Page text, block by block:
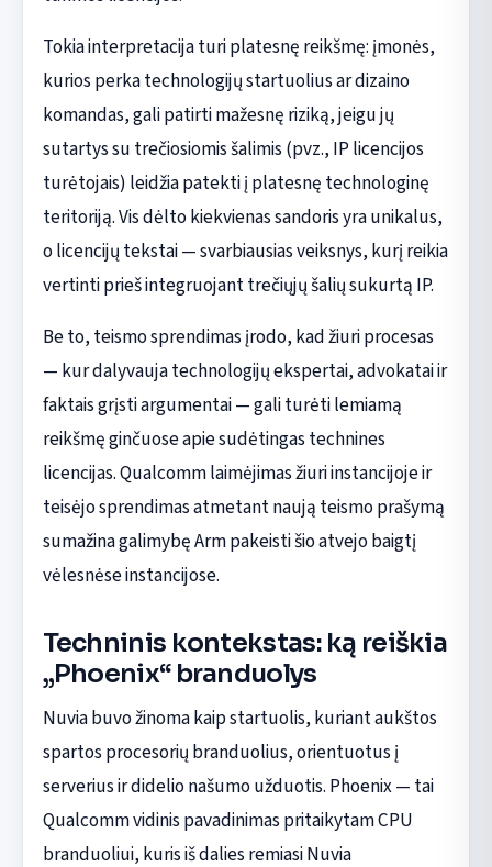
Tokia interpretacija turi platesnę reikšmę: įmonės,
kurios perka technologijų startuolius ar dizaino
komandas, gali patirti mažesnę riziką, jeigu jų
sutartys su trečiosiomis šalimis (pvz., IP licencijos
turėtojais) leidžia patekti į platesnę technologinę
teritoriją. Vis dėlto kiekvienas sandoris yra unikalus,
o licencijų tekstai — svarbiausias veiksnys, kurį reikia
vertinti prieš integruojant trečiųjų šalių sukurtą IP.
Be to, teismo sprendimas įrodo, kad žiuri procesas
— kur dalyvauja technologijų ekspertai, advokatai ir
faktais grįsti argumentai — gali turėti lemiamą
reikšmę ginčuose apie sudėtingas technines
licencijas. Qualcomm laimėjimas žiuri instancijoje ir
teisėjo sprendimas atmetant naują teismo prašymą
sumažina galimybę Arm pakeisti šio atvejo baigtį
vėlesnėse instancijose.
Techninis kontekstas: ką reiškia
„Phoenix“ branduolys
Nuvia buvo žinoma kaip startuolis, kuriant aukštos
spartos procesorių branduolius, orientuotus į
serverius ir didelio našumo užduotis. Phoenix — tai
Qualcomm vidinis pavadinimas pritaikytam CPU
branduoliui, kuris iš dalies remiasi Nuvia